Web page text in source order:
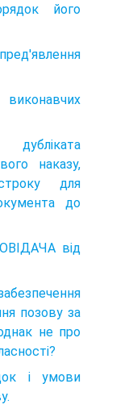
його
наказу,
для
до
від
позову за
не про
і умови